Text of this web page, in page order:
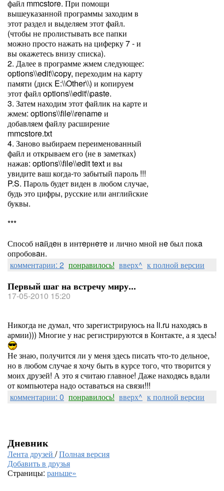
файл mmcstore. При помощи
вышеуказанной программы заходим в
этот раздел и выделяем этот файл.
(чтобы не пролистывать все папки
можно просто нажать на циферку 7 - и
вы окажетесь внизу списка).
2. Далее в программе жмем следующее:
options\\edit\\copy, переходим на карту
памяти (диск E:\\Other\\) и копируем
этот файл options\\edit\\paste.
3. Затем находим этот файлик на карте и
жмем: options\\file\\rename и
добавляем файлу расширение
mmcstore.txt
4. Заново выбираем переименованный
файл и открываем его (не в заметках)
нажав: options\\file\\edit text и вы
увидите ваш когда-то забытый пароль !!!
P.S. Пароль будет виден в любом случае,
будь это цифры, русские или английские
буквы.
***
Способ нaйдeн в интeрнeтe и лично мной нe был покa
опробовaн.
комментарии: 2 понравилось! вверх^ к полной версии
Первый шаг на встречу миру...
17-05-2010 15:20
Никогда не думал, что зарегистрируюсь на li.ru находясь в
армии))) Многие у нас регистрируются в Контакте, а я здесь!
Не знаю, получится ли у меня здесь писать что-то дельное,
но в любом случае я хочу быть в курсе того, что творится у
моих друзей! А это я считаю главное! Даже находясь вдали
от компьютера надо оставаться на связи!!!
комментарии: 0 понравилось! вверх^ к полной версии
Дневник
Лента друзей /Полная версия
Добавить в друзья
Страницы: раньше»